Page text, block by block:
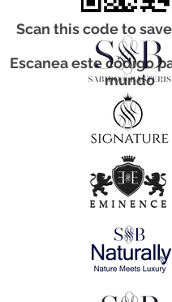
Scan this code to
Escanea este código
mundo